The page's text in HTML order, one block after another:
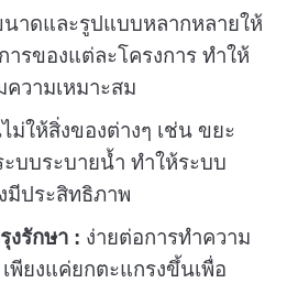
าดและรูปแบบหลากหลายให้
ารของแต่ละโครงการ ทำให้
ความเหมาะสม
ม่ให้สิ่งของต่างๆ เช่น ขยะ
บบระบายน้ำ ทำให้ระบบ
มีประสิทธิภาพ
งรักษา : ง่ายต่อการทำความ
พียงแค่ยกตะแกรงขึ้นเพื่อ